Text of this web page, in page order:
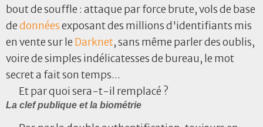
bout de souffle : attaque par force brute, vols de base
dedonnéesexposant des millions d'identifiants mis
en vente sur le Darknet, sans même parler des oublis,
voire de simples indélicatesses de bureau, le mot
secret a fait son temps...
Et par quoi sera-t-il remplacé ?
La clef publique et la biométrie